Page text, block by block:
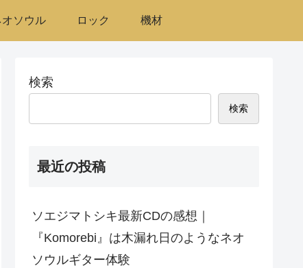
オソウル ロック 機材
検索
検索
最近の投稿
ソエジマトシキ最新CDの感想｜
『Komorebi』は木漏れ日のようなネオ
ソウルギター体験